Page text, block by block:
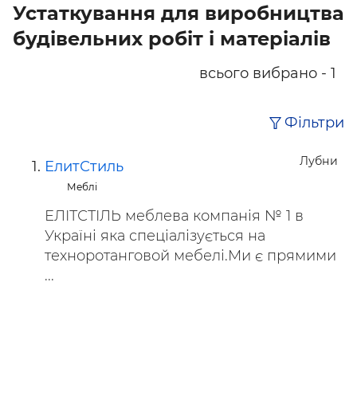
Устаткування для виробництва
будівельних робіт і матеріалів
всього вибрано - 1
Фільтри
Лубни
ЕлитСтиль
Меблі
ЕЛІТСТІЛЬ меблева компанія № 1 в
Україні яка спеціалізується на
техноротанговой мебелі.Ми є прямими
...